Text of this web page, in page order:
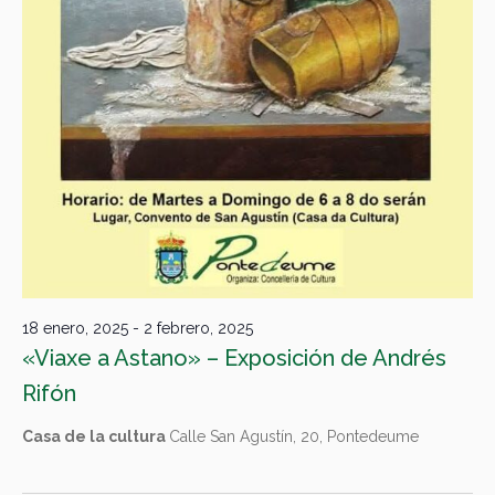
«Viaxe a Astano» – Exposición de Andrés
Rifón
18 enero, 2025 - 2 febrero, 2025
Casa de la cultura Calle San Agustín, 20, Pontedeume